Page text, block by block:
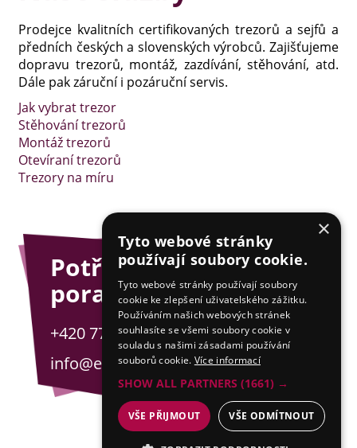
Prodejce kvalitních certifikovaných trezorů a sejfů a
předních českých a slovenských výrobců. Zajišťujeme
dopravu trezorů, montáž, zazdívání, stěhování, atd.
Dále pak záruční i pozáruční servis.
Jak vybrat trezor
Stěhování trezorů
Montáž trezorů
Otevíraní trezorů
Trezory na míru
Potřebujete
poradit?
+420 775 201 001
info@esejfy.net
×
Tyto webové stránky
používají soubory cookie.
Tyto webové stránky používají soubory
cookie ke zlepšení uživatelského zážitku.
Používáním našich webových stránek
souhlasíte se všemi soubory cookie v
souladu s našimi zásadami používání
souborů cookie. Více informací
SHOW ALL PARTNERS (1661) →
VŠE PŘIJMOUT VŠE ODMÍTNOUT